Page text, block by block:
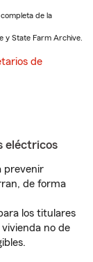
de la
y State Farm Archive.
de
eléctricos
prevenir
de forma
los titulares
no de